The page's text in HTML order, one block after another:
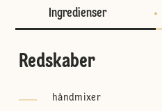
Ingredienser
Redskaber
håndmixer